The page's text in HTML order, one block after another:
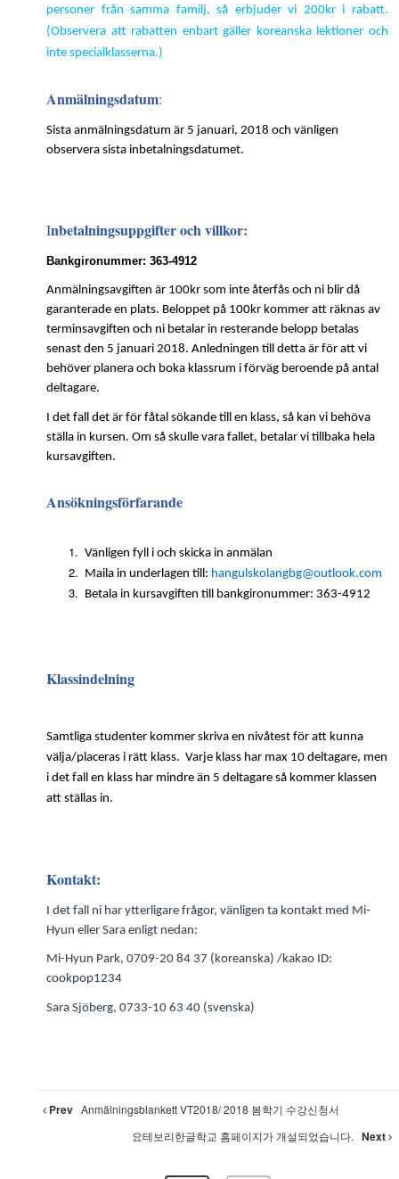
personer från samma familj, så erbjuder vi 200kr i rabatt.
(Observera att rabatten enbart gäller koreanska lektioner och
inte specialklasserna.)
Anmälningsdatum:
Sista anmälningsdatum är 5 januari, 2018 och vänligen
observera sista inbetalningsdatumet.
Inbetalningsuppgifter och villkor:
Bankgironummer: 363-4912
Anmälningsavgiften är 100kr som inte återfås och ni blir då
garanterade en plats. Beloppet på 100kr kommer att räknas av
terminsavgiften och ni betalar in resterande belopp betalas
senast den 5 januari 2018. Anledningen till detta är för att vi
behöver planera och boka klassrum i förväg beroende på antal
deltagare.
I det fall det är för fåtal sökande till en klass, så kan vi behöva
ställa in kursen. Om så skulle vara fallet, betalar vi tillbaka hela
kursavgiften.
Ansökningsförfarande
Vänligen fyll i och skicka in anmälan
Maila in underlagen till: hangulskolangbg@outlook.com
Betala in kursavgiften till bankgironummer: 363-4912
Klassindelning
Samtliga studenter kommer skriva en nivåtest för att kunna
välja/placeras i rätt klass. Varje klass har max 10 deltagare, men
i det fall en klass har mindre än 5 deltagare så kommer klassen
att ställas in.
Kontakt:
I det fall ni har ytterligare frågor, vänligen ta kontakt med Mi-
Hyun eller Sara enligt nedan:
Mi-Hyun Park, 0709-20 84 37 (koreanska) /kakao ID:
cookpop1234
Sara Sjöberg, 0733-10 63 40 (svenska)
Prev Anmälningsblankett VT2018/ 2018 봄학기 수강신청서
요테보리한글학교 홈페이지가 개설되었습니다. Next